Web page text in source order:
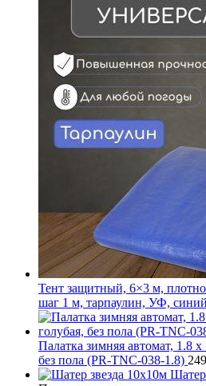
Тент защитный, 6×3 м,
шаг 1 м, тарпаулин, УФ, синий
Палатка зимняя автомат, 1.8
без пола (PR-TNC-038-1.8)
Шатер